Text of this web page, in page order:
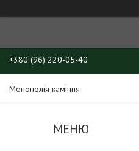
+380 (96) 220-05-40
Монополія каміння